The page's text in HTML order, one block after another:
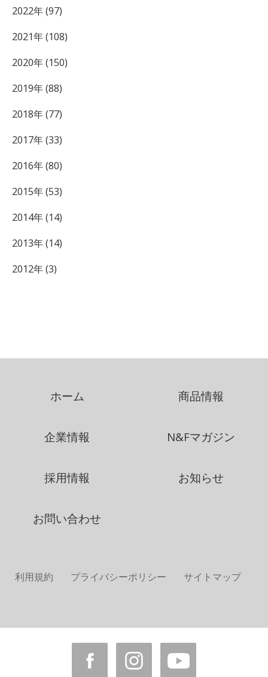
2022年 (97)
2021年 (108)
2020年 (150)
2019年 (88)
2018年 (77)
2017年 (33)
2016年 (80)
2015年 (53)
2014年 (14)
2013年 (14)
2012年 (3)
ホーム 商品情報
企業情報 N&Fマガジン
採用情報 お知らせ
お問い合わせ
利用規約 プライバシーポリシー サイトマップ